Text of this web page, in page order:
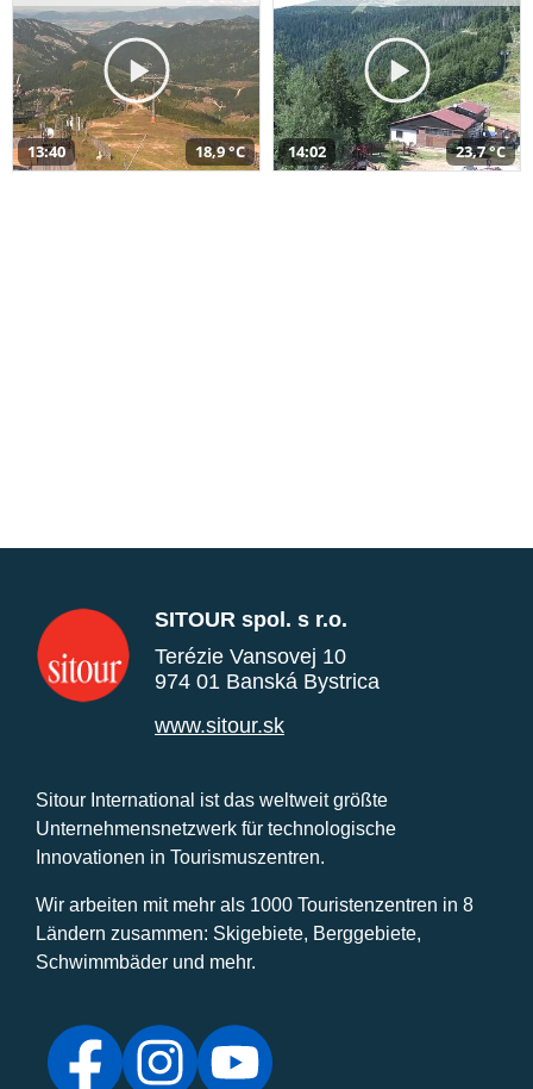
13:40 18,9 °C 14:02 23,7 °C
SITOUR spol. s r.o.
Terézie Vansovej 10
974 01 Banská Bystrica
www.sitour.sk
Sitour International ist das weltweit größte
Unternehmensnetzwerk für technologische
Innovationen in Tourismuszentren.
Wir arbeiten mit mehr als 1000 Touristenzentren in 8
Ländern zusammen: Skigebiete, Berggebiete,
Schwimmbäder und mehr.